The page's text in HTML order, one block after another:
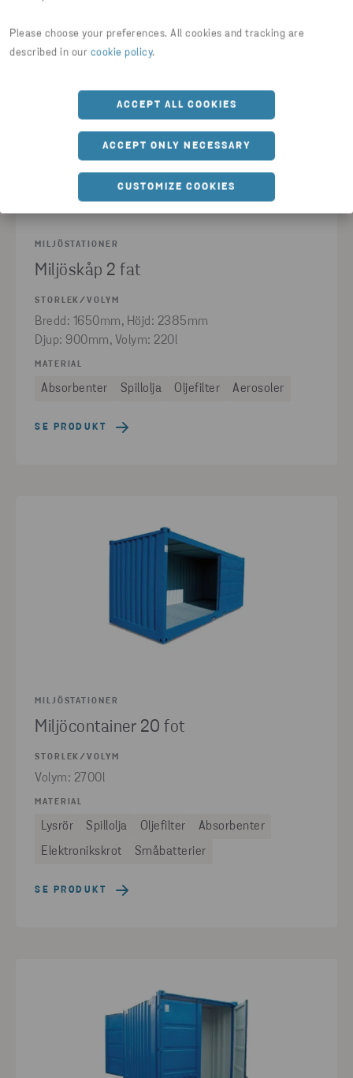
Please choose your preferences. All cookies and tracking are
described in our cookie policy.
ACCEPT ALL COOKIES
ACCEPT ONLY NECESSARY
CUSTOMIZE COOKIES
MILJÖSTATIONER
Miljöskåp 2 fat
STORLEK/VOLYM
Bredd: 1650mm, Höjd: 2385mm
Djup: 900mm, Volym: 220l
MATERIAL
Absorbenter Spillolja Oljefilter Aerosoler
SE PRODUKT
MILJÖSTATIONER
Miljöcontainer 20 fot
STORLEK/VOLYM
Volym: 2700l
MATERIAL
Lysrör Spillolja Oljefilter
Absorbenter
Elektronikskrot
Småbatterier
SE PRODUKT